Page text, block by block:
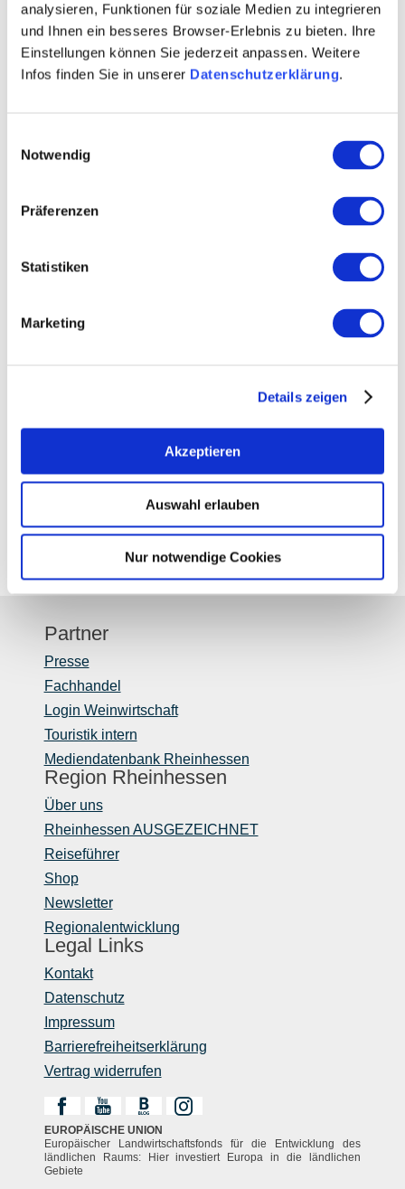
analysieren, Funktionen für soziale Medien zu integrieren
und Ihnen ein besseres Browser-Erlebnis zu bieten. Ihre
Einstellungen können Sie jederzeit anpassen. Weitere
Infos finden Sie in unserer Datenschutzerklärung.
Notwendig
Präferenzen
Statistiken
Marketing
Details zeigen
Akzeptieren
Auswahl erlauben
Nur notwendige Cookies
Partner
Presse
Fachhandel
Login Weinwirtschaft
Touristik intern
Mediendatenbank Rheinhessen
Region Rheinhessen
Über uns
Rheinhessen AUSGEZEICHNET
Reiseführer
Shop
Newsletter
Regionalentwicklung
Legal Links
Kontakt
Datenschutz
Impressum
Barrierefreiheitserklärung
Vertrag widerrufen
EUROPÄISCHE UNION
Europäischer Landwirtschaftsfonds für die Entwicklung des
ländlichen Raums: Hier investiert Europa in die ländlichen
Gebiete